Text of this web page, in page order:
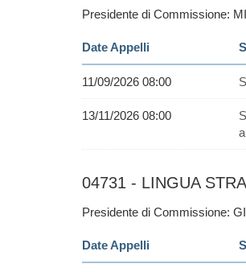
Presidente di Commissione:
Date Appelli
11/09/2026 08:00
13/11/2026 08:00
04731 - LINGUA
Presidente di Commissione:
Date Appelli